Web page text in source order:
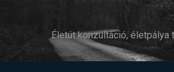
Életút konzultáció, életpálya